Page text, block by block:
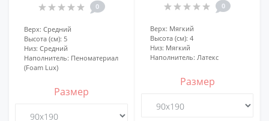
0
Верх: Средний
Высота (см): 5
Низ: Средний
Наполнитель: Пеноматериал
(Foam Lux)
Размер
0
Верх: Мягкий
Высота (см): 4
Низ: Мягкий
Наполнитель: Латекс
Размер